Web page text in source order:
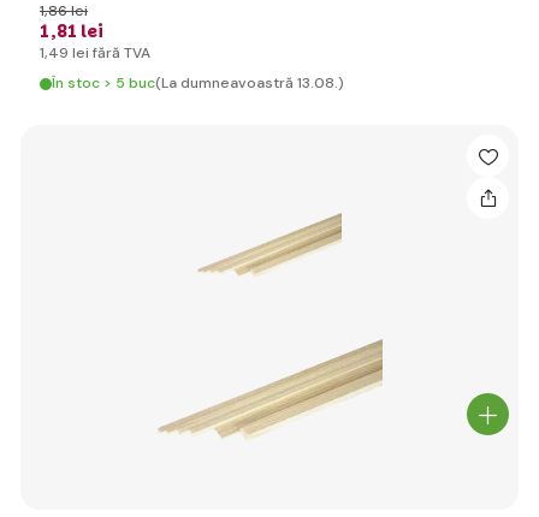
1,81 lei
1,86 lei
1,49 lei fără TVA
În stoc > 5 buc(La dumneavoastră 13.08.)